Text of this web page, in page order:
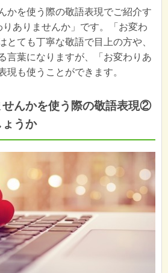
かを使う際の敬語表現でご紹介す
ありませんか」です。「お変わ
とても丁寧な敬語で目上の方や、
言葉になりますが、「お変わりあ
現も使うことができます。
せんかを使う際の敬語表現②
うか